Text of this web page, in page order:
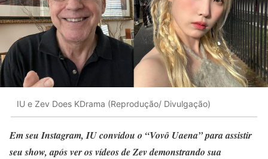
IU e Zev Does KDrama (Reprodução/ Divulgação)
Em seu Instagram, IU convidou o “Vovô Uaena” para assistir
seu show, após ver os vídeos de Zev demonstrando sua